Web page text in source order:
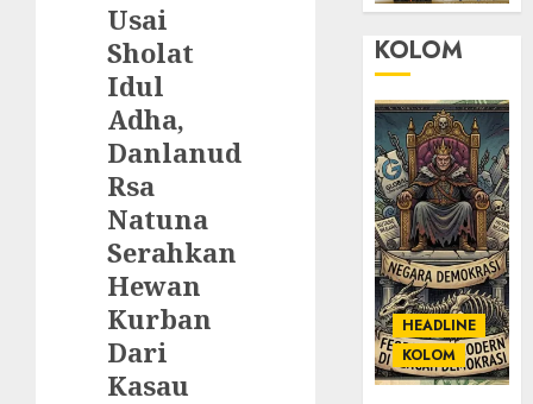
Usai
Sholat
Idul
Adha,
Danlanud
Rsa
Natuna
Serahkan
Hewan
Kurban
Dari
Kasau
KOLOM
HEADLINE
KOLOM